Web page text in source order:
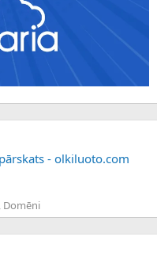
- olkiluoto.com
Domēni